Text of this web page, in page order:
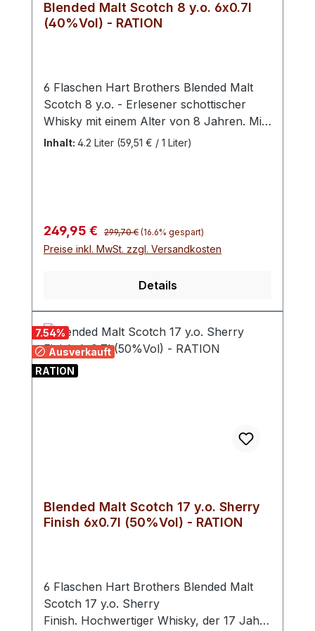
Blended Malt Scotch 8 y.o. 6x0.7l
(40%Vol) - RATION
6 Flaschen Hart Brothers Blended Malt
Scotch 8 y.o. - Erlesener schottischer
Whisky mit einem Alter von 8 Jahren. Mit
einem Alkoholgehalt von 40% Volumen
Malt Whiskys erreicht wird.Die Reifung
über 8 Jahre verleiht ihm eine angenehme
das sowohl Kenner als auch Liebhaber
schätzen wissen.Alter: 8 JahreLand:
Schottland
Inhalt: 4.2 Liter (59,51 € / 1 Liter)
Verkaufspreis:
249,95 € Regulärer Preis:
299,70 € (16.6% gespart)
Preise inkl. MwSt. zzgl. Versandkosten
Details
7.54%
Ausverkauft
RATION
Blended Malt Scotch 17 y.o. Sherry
Finish 6x0.7l (50%Vol) - RATION
6 Flaschen Hart Brothers Blended Malt
Scotch 17 y.o. Sherry
Finish. Hochwertiger Whisky, der 17 Jahre